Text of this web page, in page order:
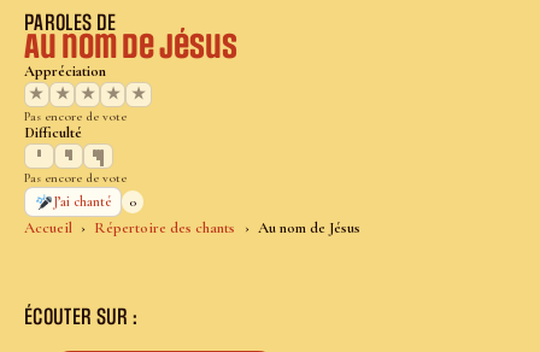
Accueil Répertoire des chants Au nom de Jésus
PAROLES DE
Au nom de Jésus
Appréciation
★
★ ★ ★ ★
Pas encore de vote
Difficulté
Pas encore de vote
J’ai chanté
0
ÉCOUTER SUR :